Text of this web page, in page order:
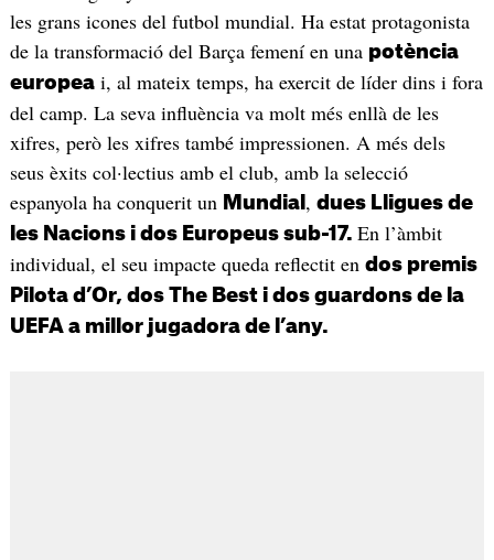
les grans icones del futbol mundial. Ha estat protagonista
de la transformació del Barça femení en una potència
europeai, al mateix temps, ha exercit de líder dins i fora
del camp. La seva influència va molt més enllà de les
xifres, però les xifres també impressionen. A més dels
seus èxits col·lectius amb el club, amb la selecció
espanyola ha conquerit un Mundial , dues Lligues de
les Nacions i dos Europeus sub-17. En l’àmbit
individual, el seu impacte queda reflectit en dos premis
Pilota d’Or, dos The Best i dos guardons de la
UEFA a millor jugadora de l’any.